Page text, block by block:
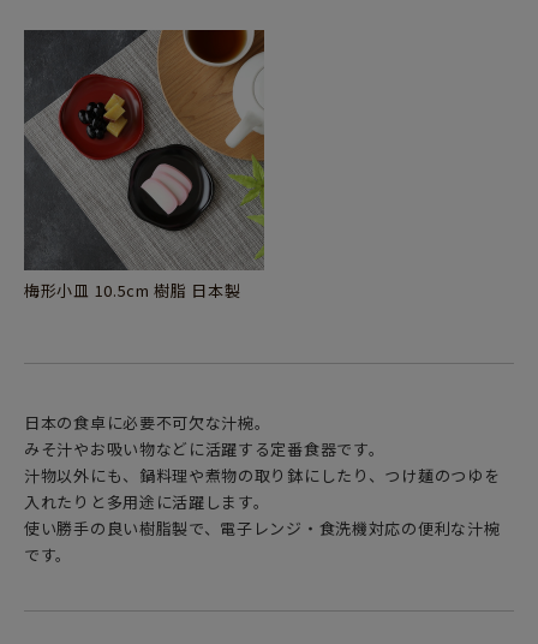
梅形小皿 10.5cm 樹脂 日本製
日本の食卓に必要不可欠な汁椀。
みそ汁やお吸い物などに活躍する定番食器です。
汁物以外にも、鍋料理や煮物の取り鉢にしたり、つけ麺のつゆを
入れたりと多用途に活躍します。
使い勝手の良い樹脂製で、電子レンジ・食洗機対応の便利な汁椀
です。